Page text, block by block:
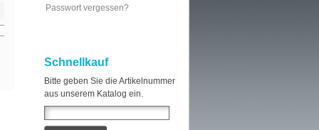
Passwort vergessen?
Schnellkauf
Bitte geben Sie die Artikelnummer
aus unserem Katalog ein.